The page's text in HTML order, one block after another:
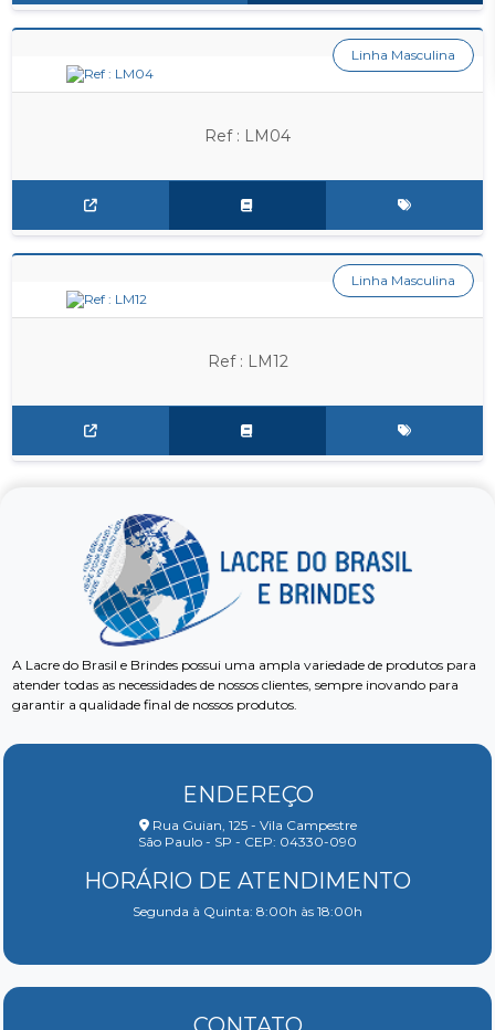
Ref : LM04
Linha Masculina
Ref : LM12
Linha Masculina
A Lacre do Brasil e Brindes possui uma ampla variedade de produtos para
atender todas as necessidades de nossos clientes, sempre inovando para
garantir a qualidade final de nossos produtos.
ENDEREÇO
Rua Guian, 125 - Vila Campestre
São Paulo - SP - CEP: 04330-090
HORÁRIO DE ATENDIMENTO
Segunda à Quinta: 8:00h às 18:00h